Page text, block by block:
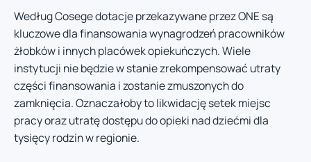
Według Cosege dotacje przekazywane przez ONE są
kluczowe dla finansowania wynagrodzeń pracowników
żłobków i innych placówek opiekuńczych. Wiele
instytucji nie będzie w stanie zrekompensować utraty
części finansowania i zostanie zmuszonych do
zamknięcia. Oznaczałoby to likwidację setek miejsc
pracy oraz utratę dostępu do opieki nad dziećmi dla
tysięcy rodzin w regionie.